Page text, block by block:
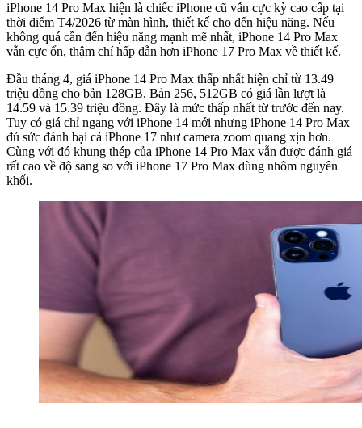
iPhone 14 Pro Max hiện là chiếc iPhone cũ vẫn cực kỳ cao cấp tại
thời điểm T4/2026 từ màn hình, thiết kế cho đến hiệu năng. Nếu
không quá cần đến hiệu năng mạnh mẽ nhất, iPhone 14 Pro Max
vẫn cực ổn, thậm chí hấp dẫn hơn iPhone 17 Pro Max về thiết kế.
Đầu tháng 4, giá iPhone 14 Pro Max thấp nhất hiện chỉ từ 13.49
triệu đồng cho bản 128GB. Bản 256, 512GB có giá lần lượt là
14.59 và 15.39 triệu đồng. Đây là mức thấp nhất từ trước đến nay.
Tuy có giá chỉ ngang với iPhone 14 mới nhưng iPhone 14 Pro Max
đủ sức đánh bại cả iPhone 17 như camera zoom quang xịn hơn.
Cùng với đó khung thép của iPhone 14 Pro Max vẫn được đánh giá
rất cao về độ sang so với iPhone 17 Pro Max dùng nhôm nguyên
khối.